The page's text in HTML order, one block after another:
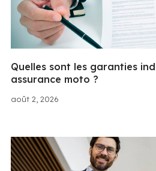
août 2, 2026
Quelles sont les garanties
assurance moto ?